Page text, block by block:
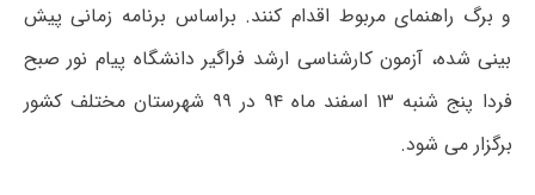
و برگ راهنمای مربوط اقدام کنند. براساس برنامه زمانی پیش
بینی شده، آزمون کارشناسی ارشد فراگیر دانشگاه پیام نور صبح
فردا پنج شنبه ۱۳ اسفند ماه ۹۴ در ۹۹ شهرستان مختلف کشور
برگزار می شود.